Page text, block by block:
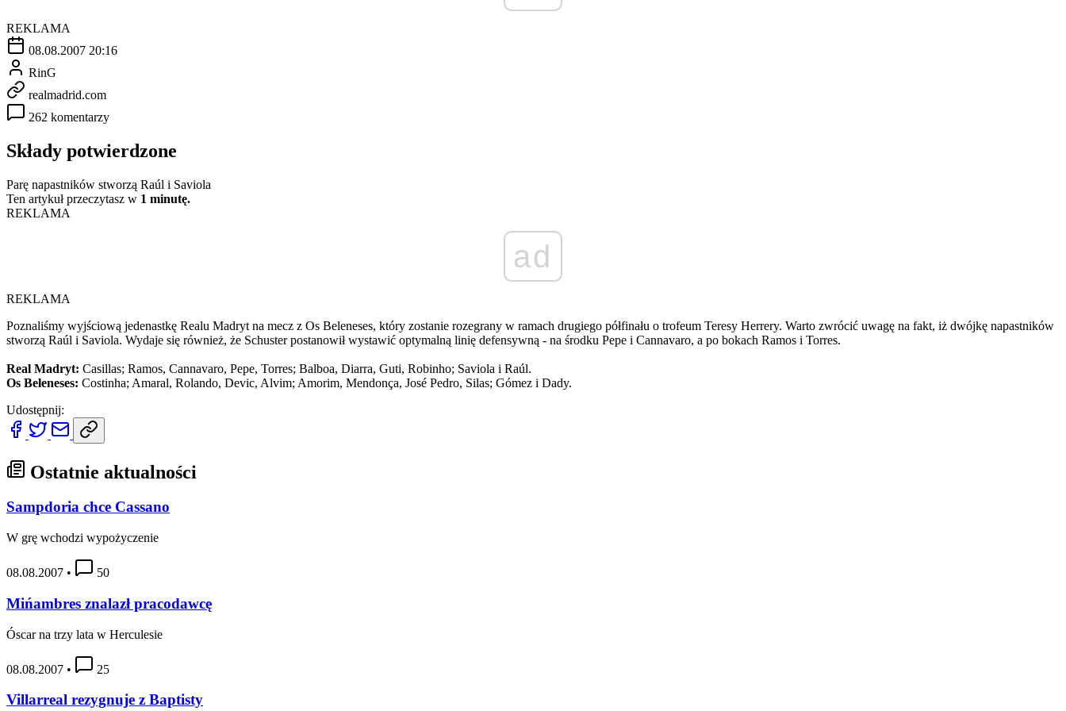
REKLAMA
08.08.2007 20:16
RinG
realmadrid.com
262 komentarzy
Składy potwierdzone
Parę napastników stworzą Raúl i Saviola
Ten artykuł przeczytasz w 1 minutę.
REKLAMA
ad
REKLAMA
Poznaliśmy wyjściową jedenastkę Realu Madryt na mecz z Os Beleneses, który zostanie rozegrany w ramach drugiego półfinału o trofeum Teresy Herrery. Warto zwrócić uwagę na fakt, iż dwójkę napastników
stworzą Raúl i Saviola. Wydaje się również, że Schuster postanowił wystawić optymalną linię defensywną - na środku Pepe i Cannavaro, a po bokach Ramos i Torres.
Real Madryt: Casillas; Ramos, Cannavaro, Pepe, Torres; Balboa, Diarra, Guti, Robinho; Saviola i Raúl.
Os Beleneses: Costinha; Amaral, Rolando, Devic, Alvim; Amorim, Mendonça, José Pedro, Silas; Gómez i Dady.
Udostępnij:
Ostatnie aktualności
Sampdoria chce Cassano
W grę wchodzi wypożyczenie
08.08.2007 • 50
Mińambres znalazł pracodawcę
Óscar na trzy lata w Herculesie
08.08.2007 • 25
Villarreal rezygnuje z Baptisty